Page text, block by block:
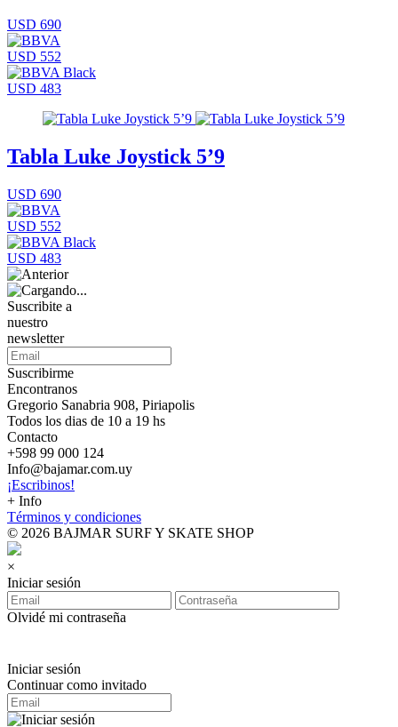
USD 690
USD 552
USD 483
Tabla Luke Joystick 5’9
USD 690
USD 552
USD 483
Suscribite a
nuestro
newsletter
Suscribirme
Encontranos
Gregorio Sanabria 908, Piriapolis
Todos los dias de 10 a 19 hs
Contacto
+598 99 000 124
Info@bajamar.com.uy
¡Escribinos!
+ Info
Términos y condiciones
© 2026 BAJMAR SURF Y SKATE SHOP
×
Iniciar sesión
Olvidé mi contraseña
Iniciar sesión
Continuar como invitado